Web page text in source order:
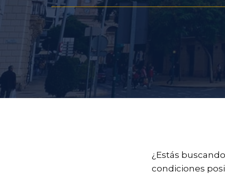
¿Estás
condiciones